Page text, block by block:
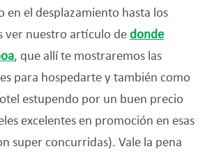
en el desplazamiento hasta los
ver nuestro artículo de donde
, que allí te mostraremos las
para hospedarte y también como
estupendo por un buen precio
excelentes en promoción en esas
super concurridas). Vale la pena